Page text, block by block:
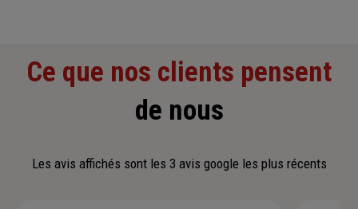
Ce que nos clients pensent
de nous
Les avis affichés sont les 3 avis google les plus récents